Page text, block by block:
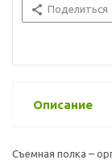
Поделиться
Описание
Съемная полка –